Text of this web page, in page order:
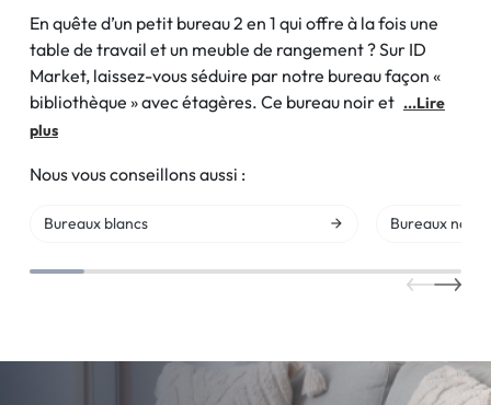
En quête d’un petit bureau 2 en 1 qui offre à la fois une
table de travail et un meuble de rangement ? Sur ID
Market, laissez-vous séduire par notre bureau façon «
bibliothèque » avec étagères. Ce bureau noir et ...Lire
plus
Nous vous conseillons aussi :
Bureaux blancs Bureaux noirs